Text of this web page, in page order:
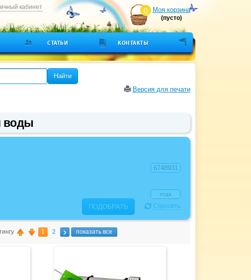
кабинет 0 Моя корзина
(пусто)
СТАТЬИ КОНТАКТЫ
Найти
Версия для печати
воды
Сбросить
ПОДОБРАТЬ
1 2 показать все